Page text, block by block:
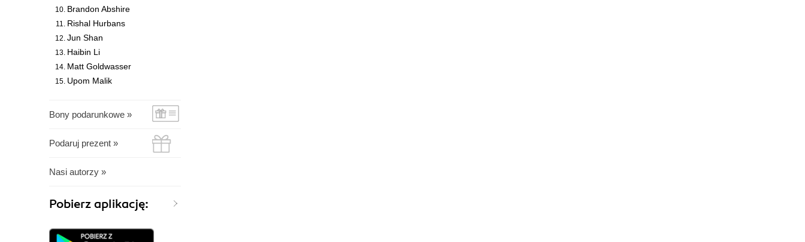
Brandon Abshire
Rishal Hurbans
Jun Shan
Haibin Li
Matt Goldwasser
Upom Malik
Bony podarunkowe »
Podaruj prezent »
Nasi autorzy »
Pobierz aplikację: